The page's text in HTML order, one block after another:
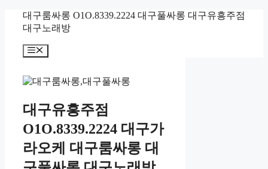
대구룸싸롱 O1O.8339.2224 대구풀싸롱 대구유흥주점
대구노래방
메
대구유흥주점
O1O.8339.2224 대구가
라오케 대구룸싸롱 대